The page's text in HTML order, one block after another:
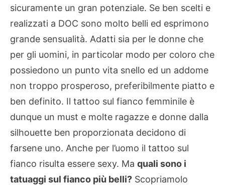
sicuramente un gran potenziale. Se ben scelti e
realizzati a DOC sono molto belli ed esprimono
grande sensualità. Adatti sia per le donne che
per gli uomini, in particolar modo per coloro che
possiedono un punto vita snello ed un addome
non troppo prosperoso, preferibilmente piatto e
ben definito. Il tattoo sul fianco femminile è
dunque un must e molte ragazze e donne dalla
silhouette ben proporzionata decidono di
farsene uno. Anche per l’uomo il tattoo sul
fianco risulta essere sexy. Ma quali sono i
tatuaggi sul fianco più belli? Scopriamolo